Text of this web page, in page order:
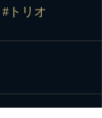
#トリオ